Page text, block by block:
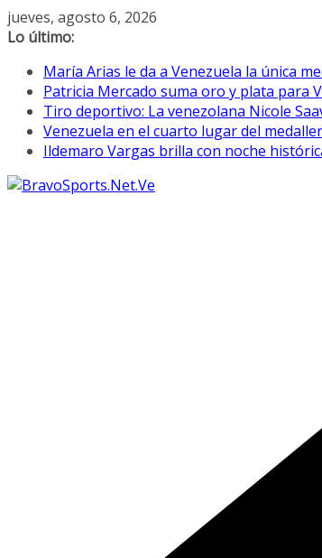
Saltar
al
jueves, agosto 6, 2026
Lo último:
María Arias le da a Venezuela la única
Patricia Mercado suma oro y plata para
Tiro deportivo: La venezolana Nicole
Venezuela en el cuarto lugar del
Ildemaro Vargas brilla con noche